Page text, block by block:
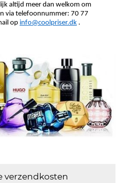
altijd meer dan welkom om
via telefoonnummer: 70 77
op info@coolpriser.dk .
verzendkosten